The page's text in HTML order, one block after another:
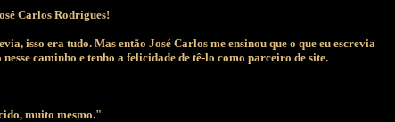
Carlos Rodrigues!
isso era tudo. Mas então José Carlos me ensinou que o que eu escrevia
caminho e tenho a felicidade de tê-lo como parceiro de site.
muito mesmo."